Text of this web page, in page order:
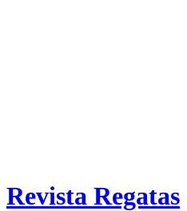
Revista Regatas